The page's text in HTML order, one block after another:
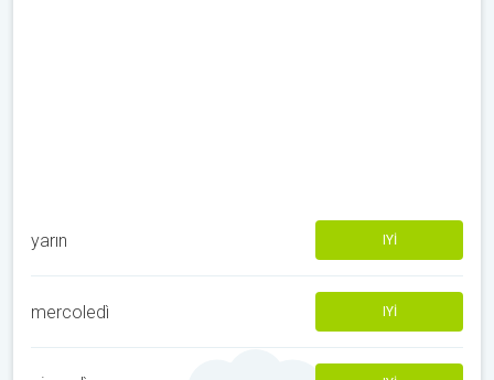
yarın IYI
mercoledì IYI